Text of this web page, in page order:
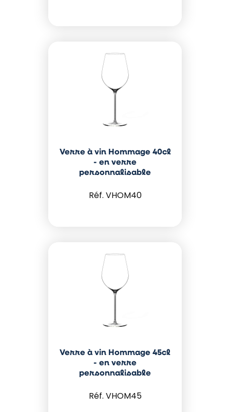
Verre à vin Hommage 40cl
- en verre
personnalisable
VHOM40
Verre à vin Hommage 45cl
- en verre
personnalisable
VHOM45